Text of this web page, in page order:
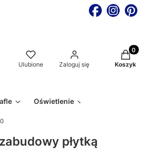
Ulubione Zaloguj się Koszyk
Oświetlenie
płytką